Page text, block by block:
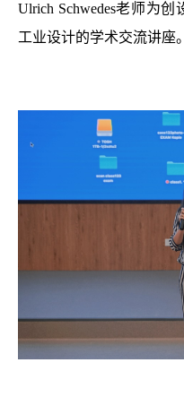
Ulrich Schwedes老师为
工业设计的学术交流讲座。